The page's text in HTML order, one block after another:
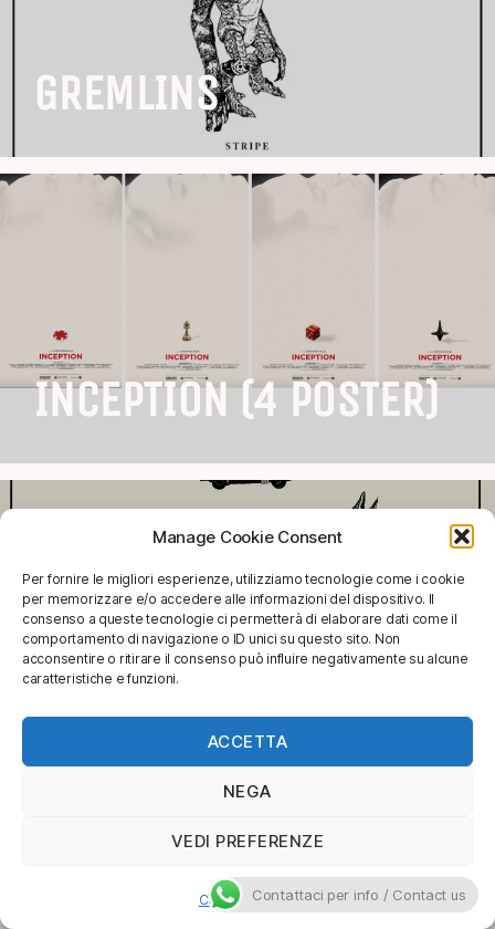
Manage Cookie Consent
Per fornire le migliori esperienze, utilizziamo tecnologie come i cookie
per memorizzare e/o accedere alle informazioni del dispositivo. Il
consenso a queste tecnologie ci permetterà di elaborare dati come il
comportamento di navigazione o ID unici su questo sito. Non
acconsentire o ritirare il consenso può influire negativamente su alcune
caratteristiche e funzioni.
ACCETTA
NEGA
VEDI PREFERENZE
Cookie Policy
GREMLINS
INCEPTION (4 POSTER)
MAD MAX (Dog)
Contattaci per info / Contact us